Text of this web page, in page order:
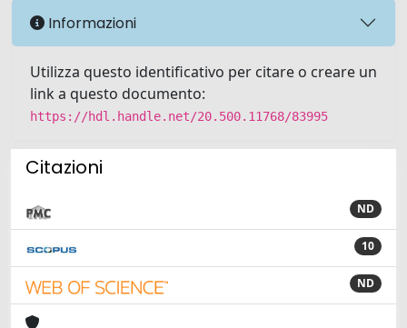
Informazioni
Utilizza questo identificativo per citare o creare un
link a questo documento:
https://hdl.handle.net/20.500.11768/83995
Citazioni
ND
10
ND